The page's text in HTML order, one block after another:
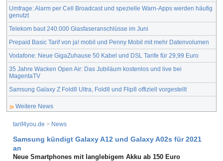
Umfrage: Alarm per Cell Broadcast und spezielle Warn-Apps werden häufig
genutzt
Telekom baut 240.000 Glasfaseranschlüsse im Juni
Prepaid Basic Tarif von ja! mobil und Penny Mobil mit mehr Datenvolumen
Vodafone: Neue GigaZuhause 50 Kabel und DSL Tarife für 29,99 Euro
35 Jahre Wacken Open Air: Das Jubiläum kostenlos und live bei
MagentaTV
Samsung Galaxy Z Fold8 Ultra, Fold8 und Flip8 offiziell vorgestellt
Weitere News
tarif4you.de > News
Samsung kündigt Galaxy A12 und Galaxy A02s für 2021
an
Neue Smartphones mit langlebigem Akku ab 150 Euro